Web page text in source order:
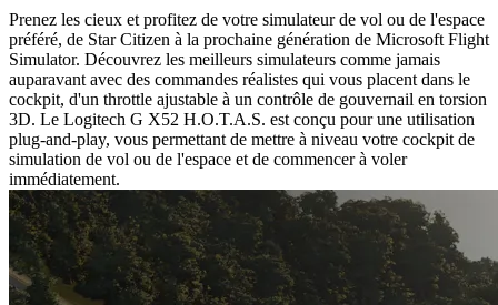
Prenez les cieux et profitez de votre simulateur de vol ou de l'espace
préféré, de Star Citizen à la prochaine génération de Microsoft Flight
Simulator. Découvrez les meilleurs simulateurs comme jamais
auparavant avec des commandes réalistes qui vous placent dans le
cockpit, d'un throttle ajustable à un contrôle de gouvernail en torsion
3D. Le Logitech G X52 H.O.T.A.S. est conçu pour une utilisation
plug-and-play, vous permettant de mettre à niveau votre cockpit de
simulation de vol ou de l'espace et de commencer à voler
immédiatement.